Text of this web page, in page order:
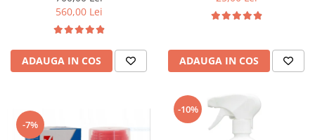
5L
560,00 Lei
ADAUGA IN COS ADAUGA IN COS
-7%
-10%